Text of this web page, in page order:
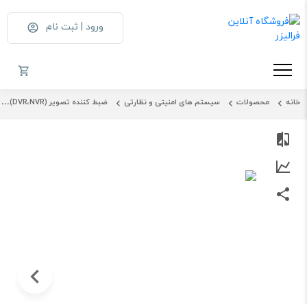
ورود | ثبت نام
خانه محصولات سیستم های امنیتی و نظارتی ضبط کننده تصویر (DVR،NVR)